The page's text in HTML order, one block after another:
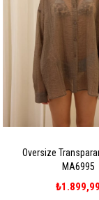
Oversize
MA6995
₺1.899,99